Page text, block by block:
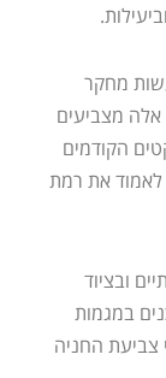
מחקר
אלה מצביעים
הקודמים
את רמת
ובציוד
במגמות
צביעת החניה